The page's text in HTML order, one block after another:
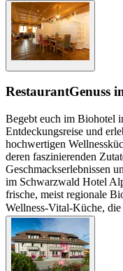
RestaurantGenuss
Begebt euch im Biohotel
Entdeckungsreise und
hochwertigen
deren faszinierenden
Geschmackserlebnissen
im Schwarzwald Hotel
frische, meist regionale
Wellness-Vital-Küche, die